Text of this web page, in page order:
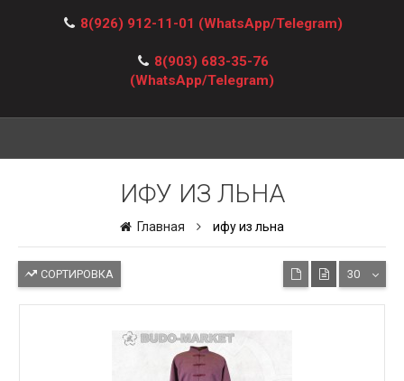
8(926) 912-11-01 (WhatsApp/Telegram)
8(903) 683-35-76
(WhatsApp/Telegram)
ИФУ ИЗ ЛЬНА
Главная ифу из льна
СОРТИРОВКА 30